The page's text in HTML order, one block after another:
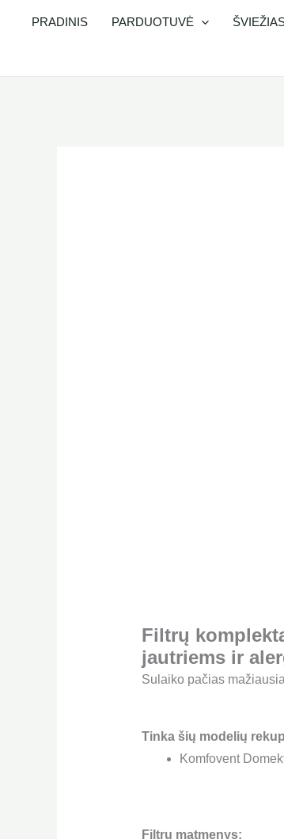
PRADINIS PARDUOTUVĖ
Filtrų
jautriems ir
Sulaiko pačias
Tinka šių modelių
Komfovent
Filtrų matmenys: